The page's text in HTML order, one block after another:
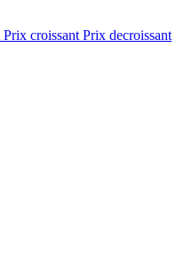
Prix croissant Prix decroissant